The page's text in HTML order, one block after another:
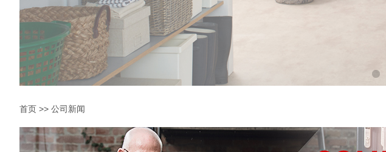
首页 >> 公司新闻